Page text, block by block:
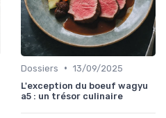
Dossiers • 13/09/2025
L'exception du boeuf wagyu
a5 : un trésor culinaire